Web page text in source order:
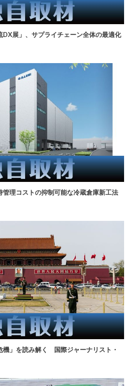
DX展」、サプライチェーン全体の最適化
管理コストの抑制可能な冷蔵倉庫新工法
機」を読み解く 国際ジャーナリスト・